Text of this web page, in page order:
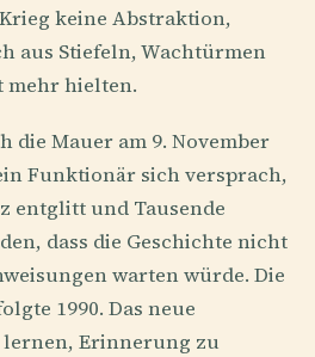
keine Abstraktion,
aus Stiefeln, Wachtürmen
mehr hielten.
die Mauer am 9. November
Funktionär sich versprach,
entglitt und Tausende
dass die Geschichte nicht
warten würde. Die
1990. Das neue
Erinnerung zu